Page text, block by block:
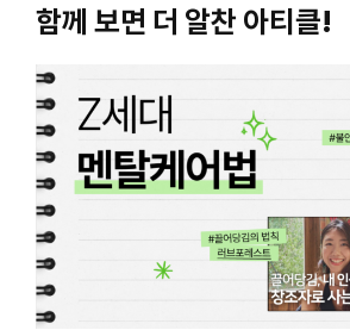
함께 보면 더 알찬 아티클!